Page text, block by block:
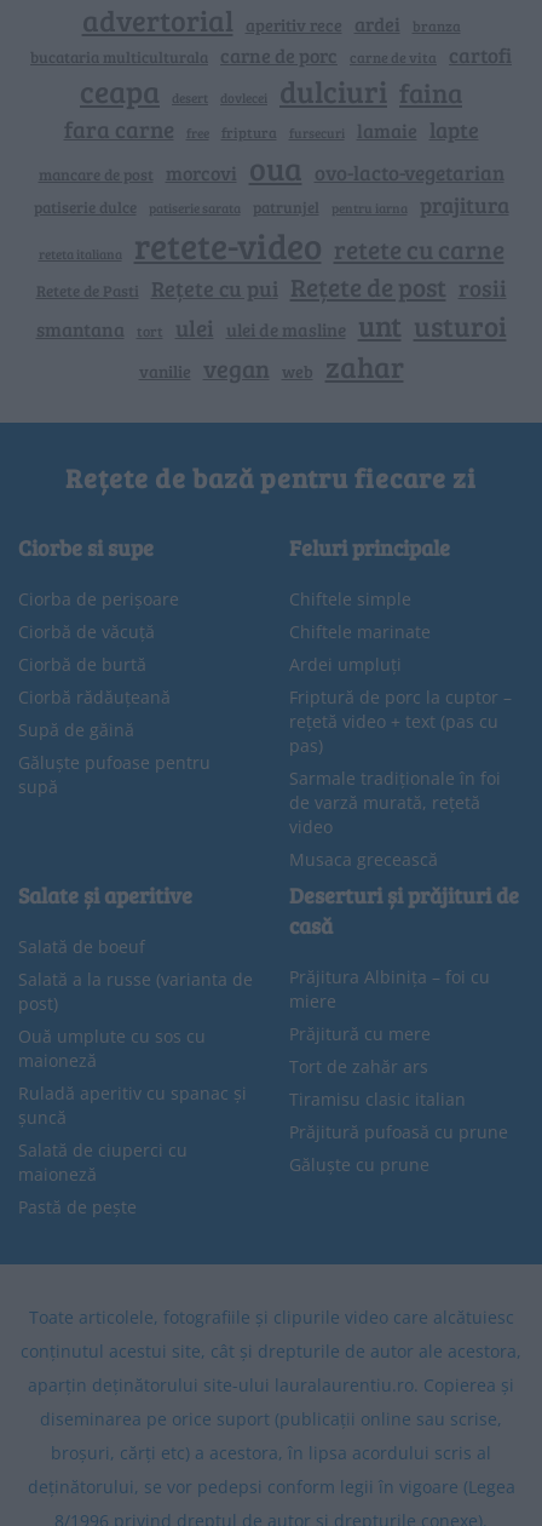
advertorial aperitiv rece ardei branza
bucataria multiculturala carne de porc carne de vita cartofi
ceapa desert dovlecei dulciuri faina
fara carne free friptura fursecuri lamaie lapte
mancare de post morcovi oua ovo-lacto-vegetarian
patiserie dulce patiserie sarata patrunjel pentru iarna prajitura
reteta italiana retete-video retete cu carne
Retete de Pasti Rețete cu pui Rețete de post rosii
smantana tort ulei ulei de masline unt usturoi
vanilie vegan web zahar
Rețete de bază pentru fiecare zi
Ciorbe si supe
Ciorba de perișoare
Ciorbă de văcuță
Ciorbă de burtă
Ciorbă rădăuțeană
Supă de găină
Găluște pufoase pentru
supă
Feluri principale
Chiftele simple
Chiftele marinate
Ardei umpluți
Friptură de porc la cuptor –
rețetă video + text (pas cu
pas)
Sarmale tradiționale în foi
de varză murată, rețetă
video
Musaca grecească
Salate și aperitive
Salată de boeuf
Salată a la russe (varianta de
post)
Ouă umplute cu sos cu
maioneză
Ruladă aperitiv cu spanac și
șuncă
Salată de ciuperci cu
maioneză
Pastă de pește
Deserturi și prăjituri de
casă
Prăjitura Albinița – foi cu
miere
Prăjitură cu mere
Tort de zahăr ars
Tiramisu clasic italian
Prăjitură pufoasă cu prune
Găluște cu prune
Toate articolele, fotografiile și clipurile video care alcătuiesc
conținutul acestui site, cât și drepturile de autor ale acestora,
aparțin deținătorului site-ului lauralaurentiu.ro. Copierea și
diseminarea pe orice suport (publicații online sau scrise,
broșuri, cărți etc) a acestora, în lipsa acordului scris al
deținătorului, se vor pedepsi conform legii în vigoare (Legea
8/1996 privind dreptul de autor și drepturile conexe).